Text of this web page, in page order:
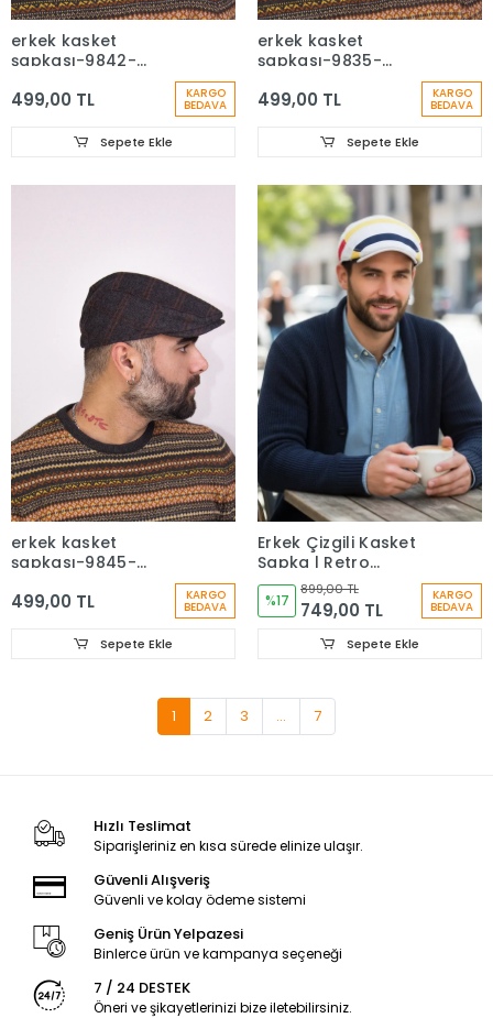
erkek kasket
şapkası-9842-
499,00 TL KARGO
BEDAVA
Sepete Ekle
erkek kasket
şapkası-9835-
499,00 TL KARGO
BEDAVA
Sepete Ekle
erkek kasket
şapkası-9845-
499,00 TL KARGO
BEDAVA
Sepete Ekle
Erkek Çizgili Kasket
Şapka | Retro
Newsboy Cap -
bayşapkacı-8281
%17
899,00 TL
749,00 TL
KARGO
BEDAVA
Sepete Ekle
1 2 3 ... 7
Hızlı Teslimat
Siparişleriniz en kısa sürede elinize ulaşır.
Güvenli Alışveriş
Güvenli ve kolay ödeme sistemi
Geniş Ürün Yelpazesi
Binlerce ürün ve kampanya seçeneği
7 / 24 DESTEK
Öneri ve şikayetlerinizi bize iletebilirsiniz.